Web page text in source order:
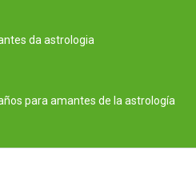
da astrologia
para amantes de la astrología